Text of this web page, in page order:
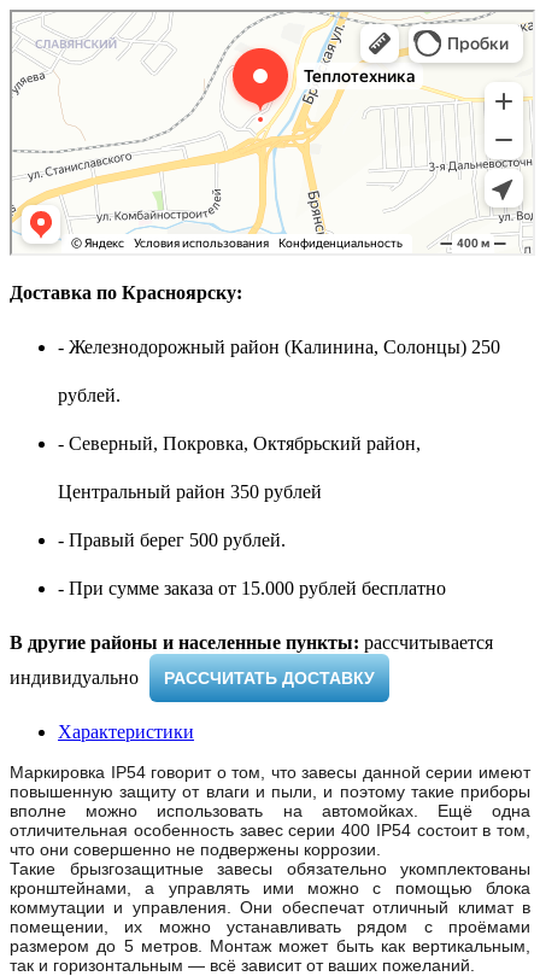
Доставка по Красноярску:
- Железнодорожный район (Калинина, Солонцы) 250
рублей.
- Северный, Покровка, Октябрьский район,
Центральный район 350 рублей
- Правый берег 500 рублей.
- При сумме заказа от 15.000 рублей бесплатно
В другие районы и населенные пункты: рассчитывается
индивидуально ​
РАССЧИТАТЬ ДОСТАВКУ
Характеристики
Маркировка IP54 говорит о том, что завесы данной серии имеют
повышенную защиту от влаги и пыли, и поэтому такие приборы
вполне можно использовать на автомойках. Ещё одна
отличительная особенность завес серии 400 IP54 состоит в том,
что они совершенно не подвержены коррозии.
Такие брызгозащитные завесы обязательно укомплектованы
кронштейнами, а управлять ими можно с помощью блока
коммутации и управления. Они обеспечат отличный климат в
помещении, их можно устанавливать рядом с проёмами
размером до 5 метров. Монтаж может быть как вертикальным,
так и горизонтальным — всё зависит от ваших пожеланий.